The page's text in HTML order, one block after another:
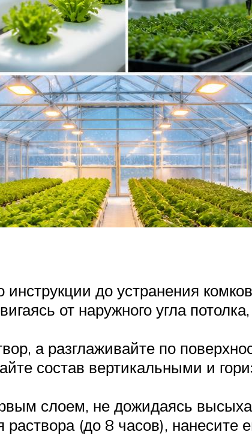
до устранения
от наружного угла
а разглаживайте по
состав вертикальными и
слоем, не дожидаясь
(до 8 часов),